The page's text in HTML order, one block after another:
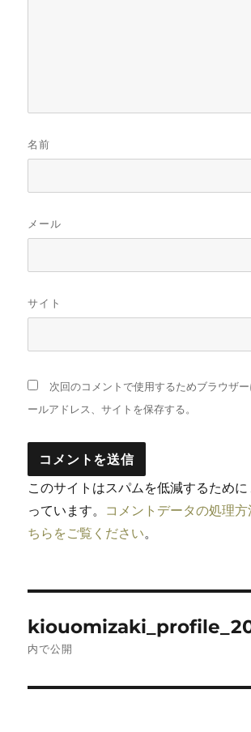
名前
メール
サイト
次回のコメントで使用するためブラウザ
ールアドレス、サイトを保存する。
このサイトはスパムを低減するため
っています。 コメントデータの処理
ちらをご覧ください。
稿
内で公開